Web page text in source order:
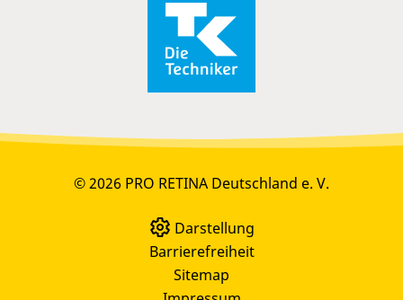
© 2026 PRO RETINA Deutschland e. V.
Darstellung
Barrierefreiheit
Sitemap